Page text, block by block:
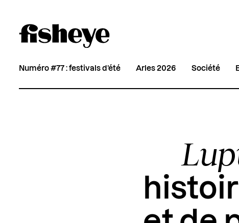
Numéro #77 : festivals d’été Arles 2026 Société